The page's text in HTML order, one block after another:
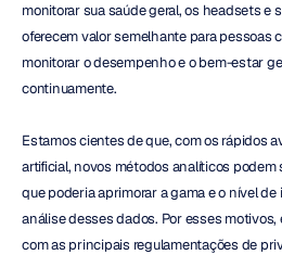
monitorar sua saúde geral, os headsets e
oferecem valor semelhante para pessoas
monitorar o desempenho e o bem-estar
continuamente.
Estamos cientes de que, com os rápidos
artificial, novos métodos analíticos
que poderia aprimorar a gama e o nível
análise desses dados. Por esses
com as principais regulamentações de